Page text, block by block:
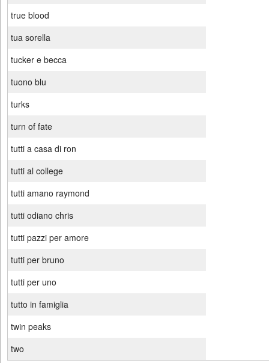
true blood
tua sorella
tucker e becca
tuono blu
turks
turn of fate
tutti a casa di ron
tutti al college
tutti amano raymond
tutti odiano chris
tutti pazzi per amore
tutti per bruno
tutti per uno
tutto in famiglia
twin peaks
two